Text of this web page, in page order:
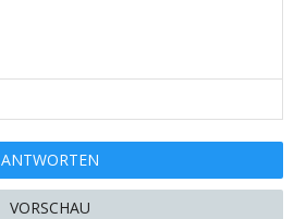
ANTWORTEN
VORSCHAU